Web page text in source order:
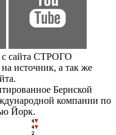
сайта СТРОГО
источник, а так же
Бернской
компании по
Йорк.